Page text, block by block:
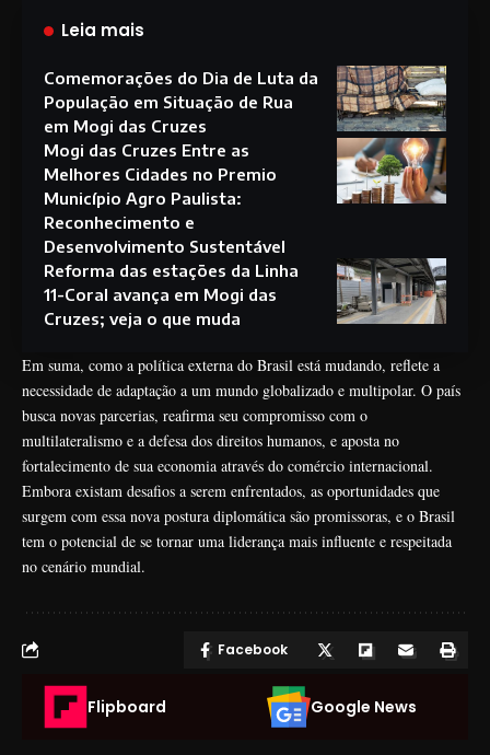
Leia mais
Comemorações do Dia de Luta da
População em Situação de Rua
em Mogi das Cruzes
Mogi das Cruzes Entre as
Melhores Cidades no Premio
Município Agro Paulista:
Reconhecimento e
Desenvolvimento Sustentável
Reforma das estações da Linha
11-Coral avança em Mogi das
Cruzes; veja o que muda
Em suma, como a política externa do Brasil está mudando, reflete a
necessidade de adaptação a um mundo globalizado e multipolar. O país
busca novas parcerias, reafirma seu compromisso com o
multilateralismo e a defesa dos direitos humanos, e aposta no
fortalecimento de sua economia através do comércio internacional.
Embora existam desafios a serem enfrentados, as oportunidades que
surgem com essa nova postura diplomática são promissoras, e o Brasil
tem o potencial de se tornar uma liderança mais influente e respeitada
no cenário mundial.
Facebook
Flipboard Google News